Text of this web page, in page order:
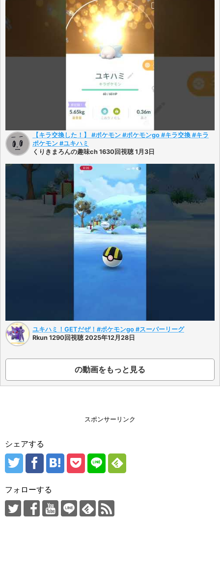
【キラ交換した！】 #ポケモン #ポケモンgo #キラ交換 #キラ
ポケモン #ユキハミ
くりきまろんの趣味ch 1630回視聴 1月3日
ユキハミ！GETだぜ！#ポケモンgo #スーパーリーグ
Rkun 1290回視聴 2025年12月28日
の動画をもっと見る
スポンサーリンク
シェアする
フォローする